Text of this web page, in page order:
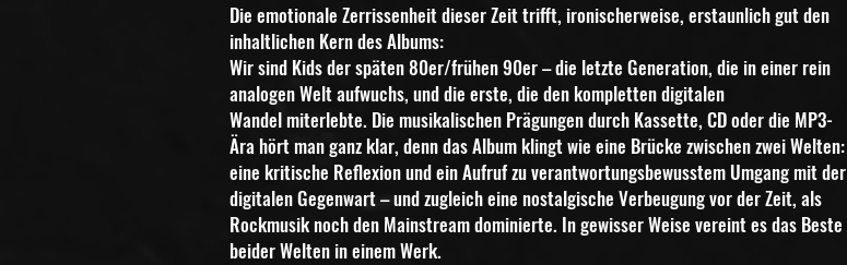
Die emotionale Zerrissenheit dieser Zeit trifft, ironischerweise, erstaunlich gut den
inhaltlichen Kern des Albums:
Wir sind Kids der späten 80er/frühen 90er – die letzte Generation, die in einer rein
analogen Welt aufwuchs, und die erste, die den kompletten digitalen
Wandelmiterlebte. Die musikalischen Prägungen durch Kassette, CD oder die MP3-
Ära hört man ganz klar, denn das Album klingt wie eine Brücke zwischen zwei Welten:
eine kritische Reflexion und einAufruf zu verantwortungsbewusstem Umgang mit der
digitalen Gegenwart – und zugleich eine nostalgische Verbeugung vor der Zeit, als
Rockmusik noch den Mainstream dominierte. In gewisserWeise vereint es das Beste
beider Welten in einem Werk.